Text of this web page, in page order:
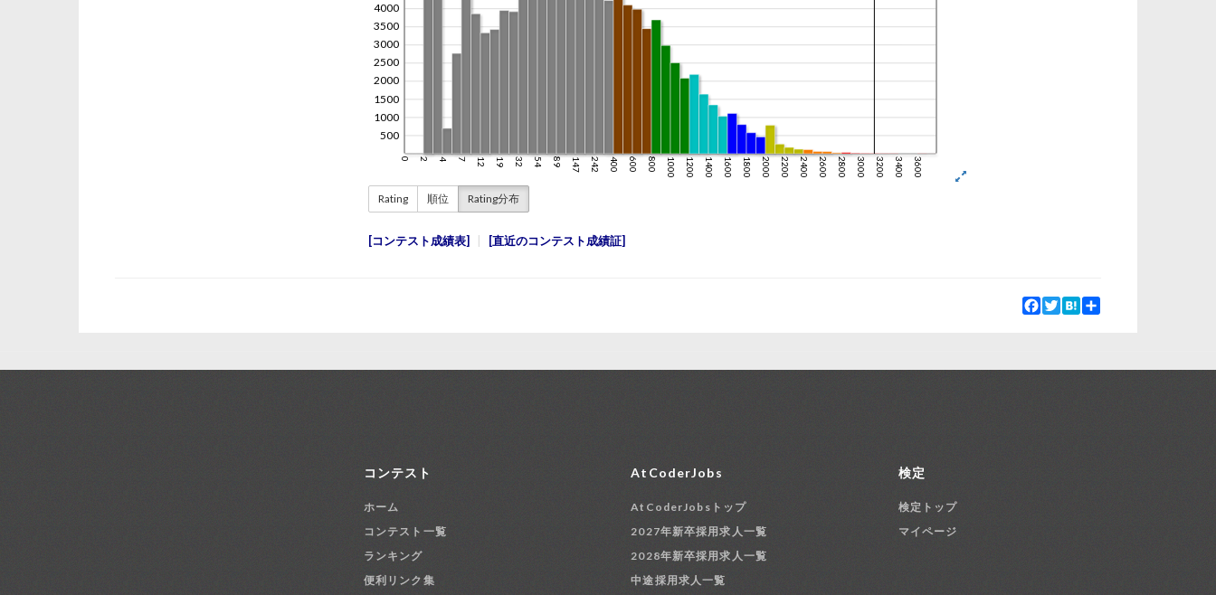
Rating 順位 Rating分布
コンテスト成績表 直近のコンテスト成績証
Facebook
TwitterHatena
コンテスト
ホーム
コンテスト一覧
ランキング
便利リンク集
AtCoderJobs
AtCoderJobsトップ
2027年新卒採用求人一覧
2028年新卒採用求人一覧
中途採用求人一覧
検定
検定トップ
マイページ